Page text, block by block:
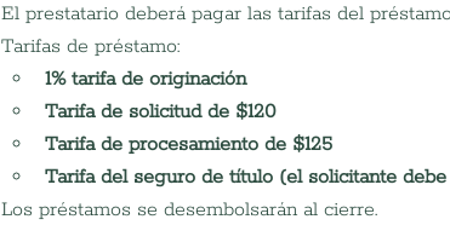
El prestatario deberá pagar las tarifas del
Tarifas de préstamo:
1% tarifa de originación
Tarifa de solicitud de $120
Tarifa de procesamiento de $125
Tarifa del seguro de título (el solicitante
Los préstamos se desembolsarán al cierre.